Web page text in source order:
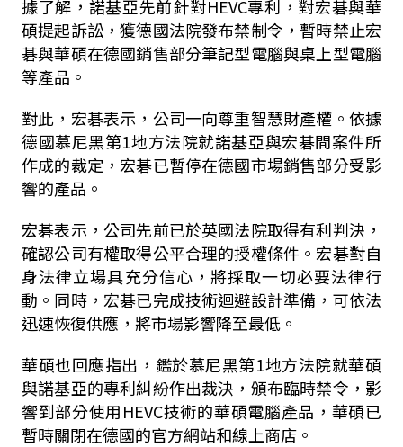
據了解，諾基亞先前針對HEVC專利，對宏碁與華
碩提起訴訟，獲德國法院發布禁制令，暫時禁止宏
碁與華碩在德國銷售部分筆記型電腦與桌上型電腦
等產品。
對此，宏碁表示，公司一向尊重智慧財產權。依據
德國慕尼黑第1地方法院就諾基亞與宏碁間案件所
作成的裁定，宏碁已暫停在德國市場銷售部分受影
響的產品。
宏碁表示，公司先前已於英國法院取得有利判決，
確認公司有權取得公平合理的授權條件。宏碁對自
身法律立場具充分信心，將採取一切必要法律行
動。同時，宏碁已完成技術迴避設計準備，可依法
迅速恢復供應，將市場影響降至最低。
華碩也回應指出，鑑於慕尼黑第1地方法院就華碩
與諾基亞的專利糾紛作出裁決，頒布臨時禁令，影
響到部分使用HEVC技術的華碩電腦產品，華碩已
暫時關閉在德國的官方網站和線上商店。